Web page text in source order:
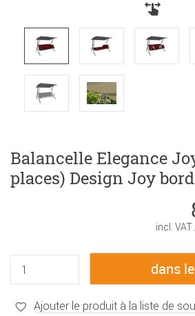
Balancelle Elegance
places) Design Joy
incl. VAT
Ajouter le produit à la liste de